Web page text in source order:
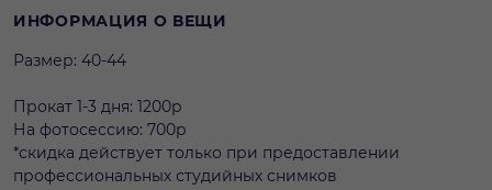
ИНФОРМАЦИЯ О ВЕЩИ
Размер: 40-44
Прокат 1-3 дня: 1200р
На фотосессию: 700р
*скидка действует только при предоставлении
профессиональных студийных снимков